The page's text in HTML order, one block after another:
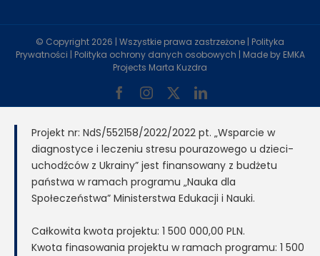
© Copyright 2026 | Wszystkie prawa zastrzeżone | Polityka
Prywatności
Polityka ochrony danych osobowych | Made by EMKA
Projects Marta Kuzdra
FacebookInstagram LinkedIn
Projekt nr: NdS/552158/2022/2022 pt. „Wsparcie w
diagnostyce i leczeniu stresu pourazowego u dzieci-
uchodźców z Ukrainy” jest finansowany z budżetu
państwa w ramach programu „Nauka dla
Społeczeństwa” Ministerstwa Edukacji i Nauki.
Całkowita kwota projektu: 1 500 000,00 PLN.
Kwota finasowania projektu w ramach programu: 1 500